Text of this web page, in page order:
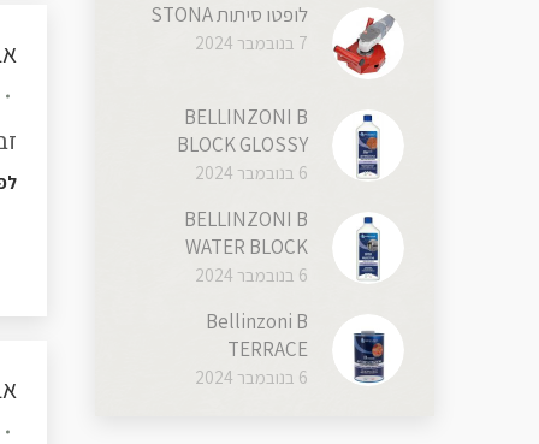
לופטו סיתות STONA
7 בנובמבר 2024
BELLINZONI B
BLOCK GLOSSY
6 בנובמבר 2024
BELLINZONI B
WATER BLOCK
6 בנובמבר 2024
Bellinzoni B
TERRACE
6 בנובמבר 2024